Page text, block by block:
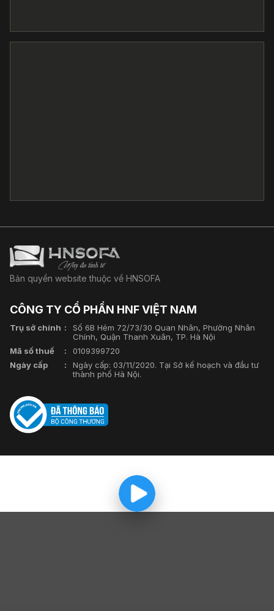
Bản quyền website thuộc về HNSOFA
CÔNG TY CỔ PHẦN HNF VIỆT NAM
Trụ sở chính
Số 6B Hẻm 72/73/30 Quan Nhân, Phường Nhân
Chính, Quận Thanh Xuân, TP. Hà Nội
Mã số thuế
0109399720
Ngày cấp
Ngày cấp: 03/11/2020. Tại Sở kế hoạch và đầu tư
thành phố Hà Nội.